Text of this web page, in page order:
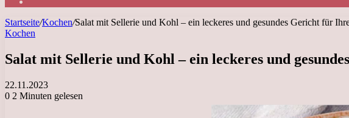
Startseite/Kochen/Salat mit Sellerie und Kohl – ein leckeres und gesundes Gericht für
Kochen
Salat mit Sellerie und Kohl – ein leckeres und
22.11.2023
0 2 Minuten gelesen